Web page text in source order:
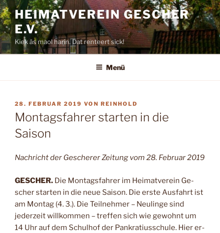
Zum
Inhalt
springen
HEIMATVEREIN GESCHER
E.V.
Kiek äs maol harin. Dat renteert sick!
Menü
VERÖFFENTLICHT
AM
28. FEBRUAR 2019 VON REINHOLD
Montagsfahrer starten in die
Saison
Nachricht der Gescherer Zeitung vom 28. Februar 2019
GESCHER. Die Montagsfah­rer im Heimatverein Ge­
scher starten in die neue Saison. Die erste Aus­fahrt ist
am Montag (4. 3.). Die Teilnehmer – Neu­linge sind
jederzeit will­kommen – treffen sich wie gewohnt um
14 Uhr auf dem Schulhof der Pankratiusschule. Hier er­